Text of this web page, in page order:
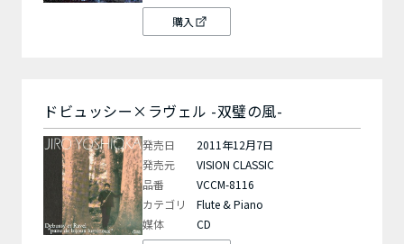
購入
ドビュッシー×ラヴェル -双璧の風-
発売日
2011年12月7日
発売元
VISION CLASSIC
品番
VCCM-8116
カテゴリ
Flute & Piano
媒体
CD